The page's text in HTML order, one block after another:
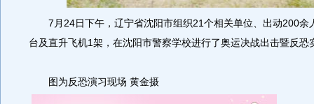
7月24日下午，辽宁省沈阳市组织21个相关单位、出动200余
台及直升飞机1架，在沈阳市警察学校进行了奥运决战出击暨反恐
图为反恐演习现场 黄金摄